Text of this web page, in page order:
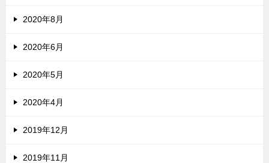
2020年8月
2020年6月
2020年5月
2020年4月
2019年12月
2019年11月